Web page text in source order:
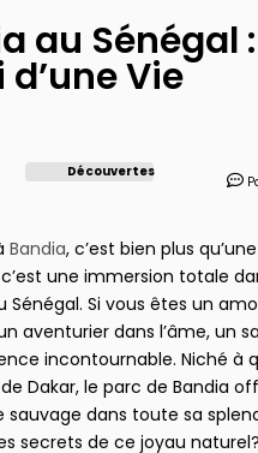
au Sénégal
Vie
Découvertes
Bandia, c’est bien plus
une immersion totale
Sénégal. Si vous êtes un
aventurier dans l’âme, un
incontournable. Niché à
Dakar, le parc de Bandia
sauvage dans toute sa
secrets de ce joyau naturel?